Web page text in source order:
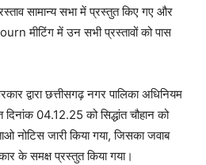
सामान्य सभा में प्रस्तुत किए गए और
मीटिंग में उन सभी प्रस्तावों को पास
द्वारा छत्तीसगढ़ नगर पालिका अधिनियम
04.12.25 को सिद्धांत चौहान को
नोटिस जारी किया गया, जिसका जवाब
के समक्ष प्रस्तुत किया गया।